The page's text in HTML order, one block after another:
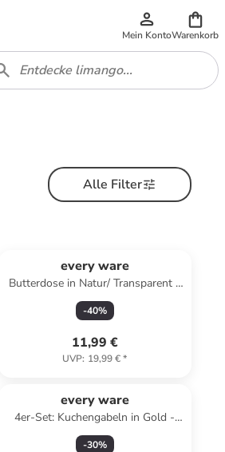
Mein KontoWarenkorb
Alle Filter
every ware
Butterdose in Natur/ Transparent -
(L)19 x (B)14 cm
-40%
11,99 €
UVP: 19,99 €*
every ware
4er-Set: Kuchengabeln in Gold -
(L)12 cm
-30%